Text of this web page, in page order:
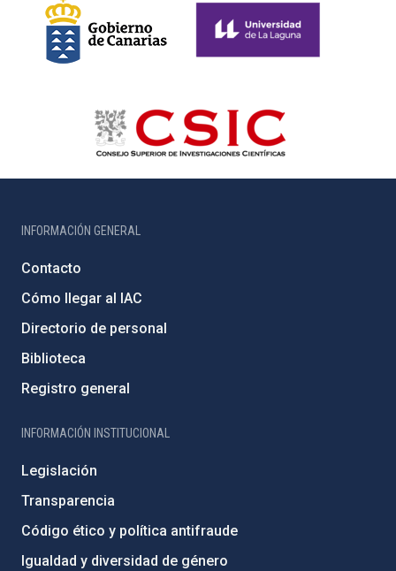
INFORMACIÓN GENERAL
Contacto
Cómo llegar al IAC
Directorio de personal
Biblioteca
Registro general
INFORMACIÓN INSTITUCIONAL
Legislación
Transparencia
Código ético y política antifraude
Igualdad y diversidad de género